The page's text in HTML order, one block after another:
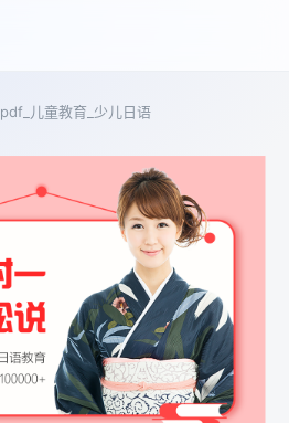
儿童教育_少儿日语